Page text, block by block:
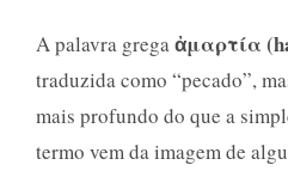
A palavra grega ἀμαρτία
traduzida como “pecado”,
mais profundo do que a
termo vem da imagem de